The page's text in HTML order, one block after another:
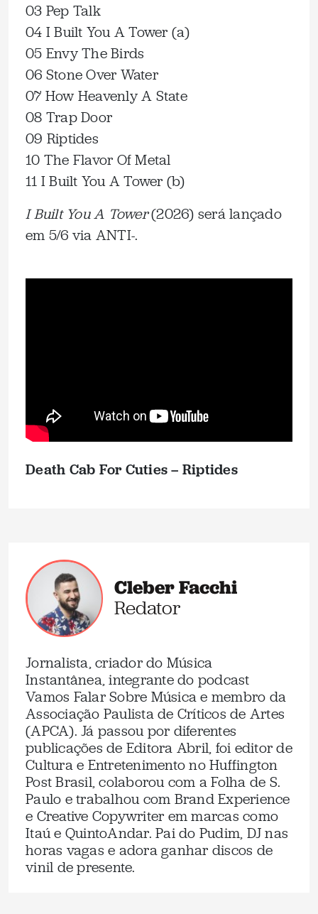
03 Pep Talk
04 I Built You A Tower (a)
05 Envy The Birds
06 Stone Over Water
07 How Heavenly A State
08 Trap Door
09 Riptides
10 The Flavor Of Metal
11 I Built You A Tower (b)
I Built You A Tower(2026) será lançado
em 5/6 via ANTI-.
Death Cab For Cuties – Riptides
Cleber Facchi
Redator
Jornalista, criador do Música
Instantânea, integrante do podcast
Vamos Falar Sobre Música e membro da
Associação Paulista de Críticos de Artes
(APCA). Já passou por diferentes
publicações de Editora Abril, foi editor de
Cultura e Entretenimento no Huffington
Post Brasil, colaborou com a Folha de S.
Paulo e trabalhou com Brand Experience
e Creative Copywriter em marcas como
Itaú e QuintoAndar. Pai do Pudim, DJ nas
horas vagas e adora ganhar discos de
vinil de presente.